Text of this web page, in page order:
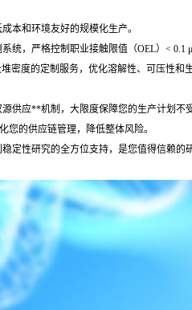
本和环境友好的规模化生产。
，严格控制职业接触限值（OEL）< 0.1
度的定制服务，优化溶解性、可压性和生
应**机制，大限度保障您的生产计划不受
的供应链管理，降低整体风险。
性研究的全方位支持，是您值得信赖的研